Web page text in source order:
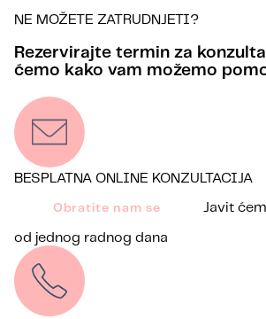
NE MOŽETE ZATRUDNJETI?
Rezervirajte termin za
ćemo kako vam možemo
BESPLATNA ONLINE KONZULTACIJA
Obratite nam se Javit
od jednog radnog dana